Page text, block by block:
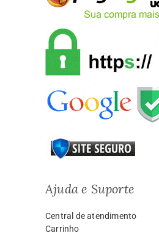
Ajuda e Suporte
Central de atendimento
Carrinho